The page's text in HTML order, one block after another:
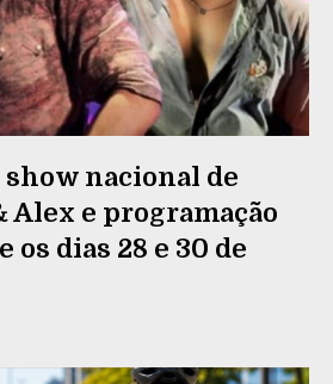
nacional de
Alex e programação
os dias 28 e 30 de